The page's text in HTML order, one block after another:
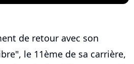
de retour avec son
le 11ème de sa carrière,